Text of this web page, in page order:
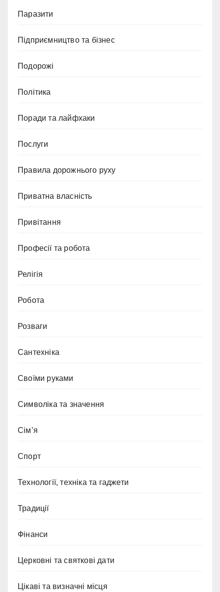
Паразити
Підприємництво та бізнес
Подорожі
Політика
Поради та лайфхаки
Послуги
Правила дорожнього руху
Приватна власність
Привітання
Професії та робота
Релігія
Робота
Розваги
Сантехніка
Своїми руками
Символіка та значення
Сім’я
Спорт
Технології, техніка та гаджети
Традиції
Фінанси
Церковні та святкові дати
Цікаві та визначні місця